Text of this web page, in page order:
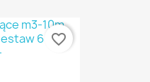
favorite_border